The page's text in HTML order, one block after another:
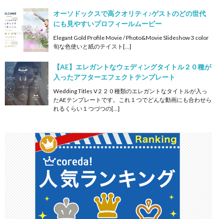
オーソドックスで高クオリティ♪ゲストのどの世代
にも見やすいプロフィールムービー
Elegant Gold Profile Movie / Photo&Movie Slideshow 3 color
旬な色使いと紙のテイスト[…]
【AE】エレガントなウェディングタイトル２０種が
入ったアフターエフェクトテンプレート
Wedding Titles V 2 ２０種類のエレガントなタイトルが入っ
たAEテンプレートです。これ１つでどんな動画にも合わせら
れるくらい１つづつの[…]